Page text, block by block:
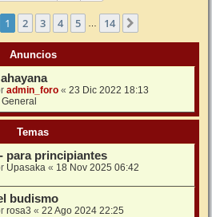
Página de 14
1 2 3 4 5 14
Anuncios
admin_foro « 23 Dic 2022 18:13
General
Temas
para principiantes
Upasaka « 18 Nov 2025 06:42
budismo
rosa3 « 22 Ago 2024 22:25